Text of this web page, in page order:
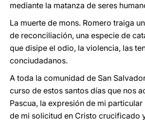
mediante la matanza de seres
La muerte de mons. Romero traiga
de reconciliación, una especie de
que disipe el odio, la violencia, las
conciudadanos.
A toda la comunidad de San
curso de estos santos días que nos
Pascua, la expresión de mi
de mi solicitud en Cristo crucificado